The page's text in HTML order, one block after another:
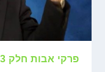
פרקי אבות חלק 13 הרב זמיר כהן במסרים לחיים